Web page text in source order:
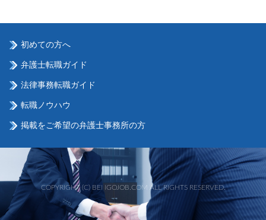
初めての方へ
弁護士転職ガイド
法律事務転職ガイド
転職ノウハウ
掲載をご希望の弁護士事務所の方
COPYRIGHT (C) BENGOJOB.COM ALL RIGHTS RESERVED.